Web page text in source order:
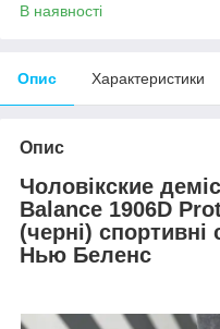
В наявності
Опис Характеристики
Опис
Чоловікские
Balance 1906D
(черні) спортивні
Нью Беленс